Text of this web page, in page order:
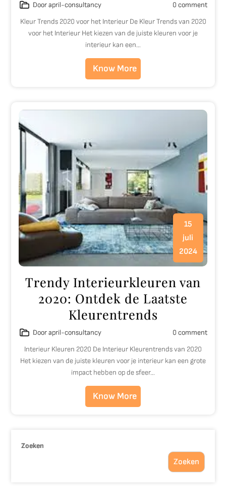
Door april-consultancy
0 comment
Kleur Trends 2020 voor het Interieur De Kleur Trends van 2020
voor het Interieur Het kiezen van de juiste kleuren voor je
interieur kan een…
Know More
15
juli
2024
Trendy Interieurkleuren van
2020: Ontdek de Laatste
Kleurentrends
Door april-consultancy
0 comment
Interieur Kleuren 2020 De Interieur Kleurentrends van 2020
Het kiezen van de juiste kleuren voor je interieur kan een grote
impact hebben op de sfeer…
Know More
Zoeken
Zoeken